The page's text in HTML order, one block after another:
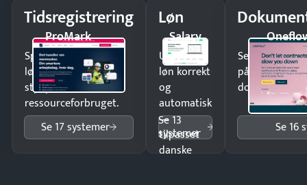
Tidsregistrering
ProMark
Spar tid på
lønberegning og få
styr på
ressourceforbruget.
Se 17 systemer
Løn
Salary
Udbetal
løn korrekt
og
automatisk
—
tilpasset
danske
Se 13
systemer
Send
på minutter
dokumenter.
Se 16